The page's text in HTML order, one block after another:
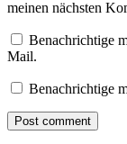
meinen nächsten
Benachrichtige
Mail.
Benachrichtige